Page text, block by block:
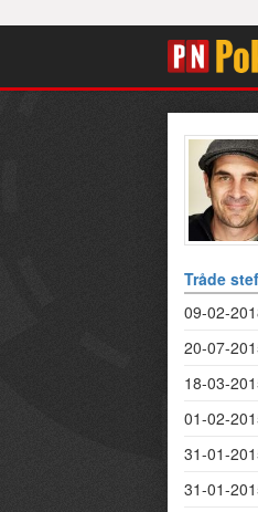
Tråde
09-02-
20-07-
18-03-
01-02-
31-01-
31-01-